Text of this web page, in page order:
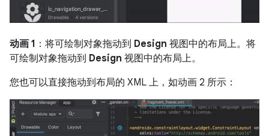
动画 1 ：将可绘制对象拖动到 Design 视图中的布局上。将
可绘制对象拖动到 Design 视图中的布局上。
您也可以直接拖动到布局的 XML 上，如动画 2 所示：